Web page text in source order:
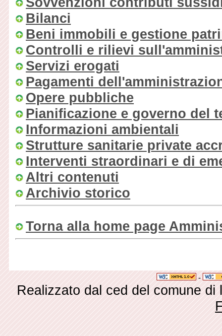
Bilanci
Beni immobili e gestione
Controlli e rilievi
Servizi erogati
Pagamenti
Opere pubbliche
Pianificazione e governo del
Informazioni ambientali
Strutture sanitarie private
Interventi straordinari e di
Altri contenuti
Archivio storico
Torna alla home page
-
Realizzato dal ced del comune